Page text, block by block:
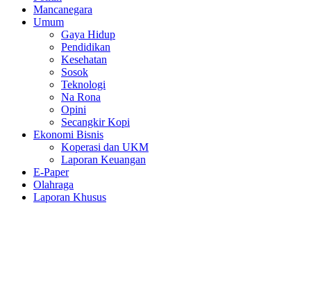
Mancanegara
Umum
Gaya Hidup
Pendidikan
Kesehatan
Sosok
Teknologi
Na Rona
Opini
Secangkir Kopi
Ekonomi Bisnis
Koperasi dan UKM
Laporan Keuangan
E-Paper
Olahraga
Laporan Khusus